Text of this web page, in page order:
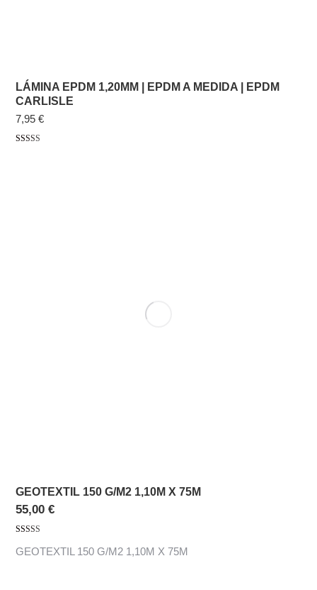
LÁMINA EPDM 1,20MM | EPDM A MEDIDA | EPDM
CARLISLE
7,95 €
GEOTEXTIL 150 G/M2 1,10M X 75M
55,00 €
5.00de 5
GEOTEXTIL 150 G/M2 1,10M X 75M